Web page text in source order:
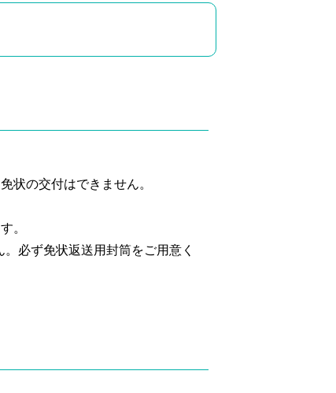
状の交付はできません。
。
必ず免状返送用封筒をご用意く